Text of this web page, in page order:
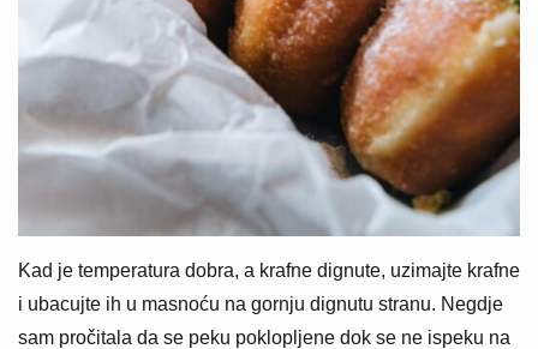
Kad je temperatura dobra, a krafne dignute, uzimajte krafne
i ubacujte ih u masnoću na gornju dignutu stranu. Negdje
sam pročitala da se peku poklopljene dok se ne ispeku na